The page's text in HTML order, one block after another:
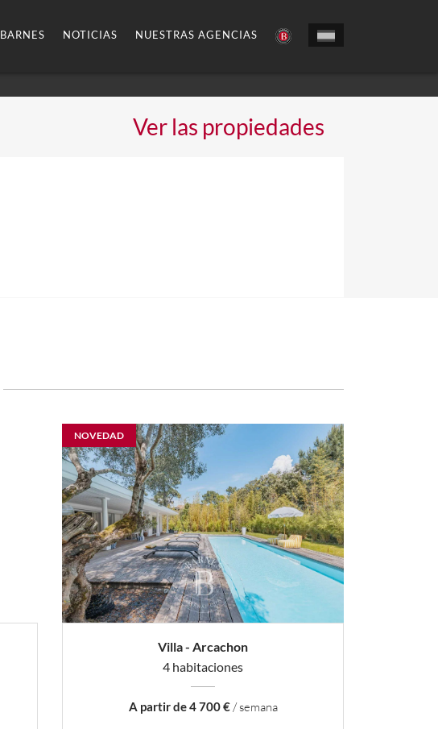
BARNES NOTICIAS NUESTRAS AGENCIAS
Ver las propiedades
NOVEDAD
Villa - Arcachon
4 habitaciones
A partir de 4 700 €/ semana